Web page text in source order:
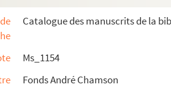
Catalogue des manuscrits de la
Ms_1154
Fonds André Chamson
de Chamson